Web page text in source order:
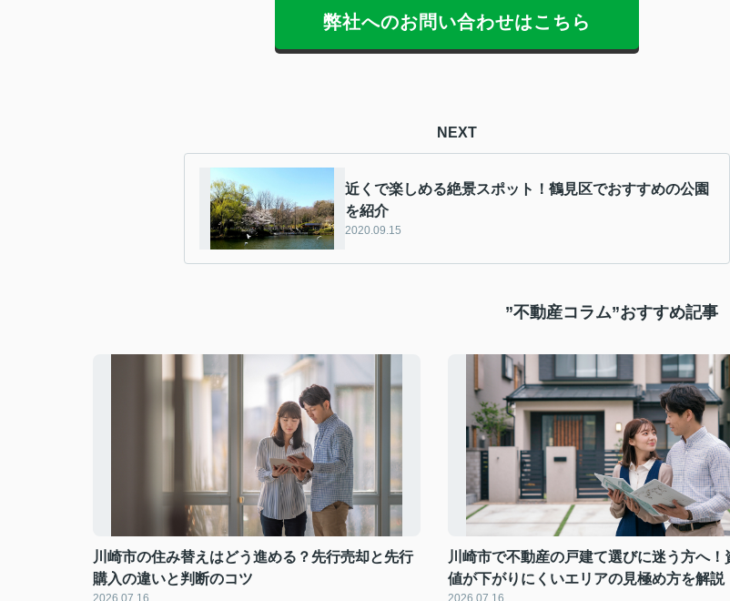
弊社へのお問い合わせはこちら
NEXT
近くで楽しめる絶景スポット！鶴見区でおすすめの公園
を紹介
2020.09.15
”不動産コラム”おすすめ記事
川崎市の住み替えはどう進める？先行売却と先行
購入の違いと判断のコツ
2026.07.16
川崎市で不動産の戸建て選びに迷う方へ！
値が下がりにくいエリアの見極め方を解説
2026.07.16